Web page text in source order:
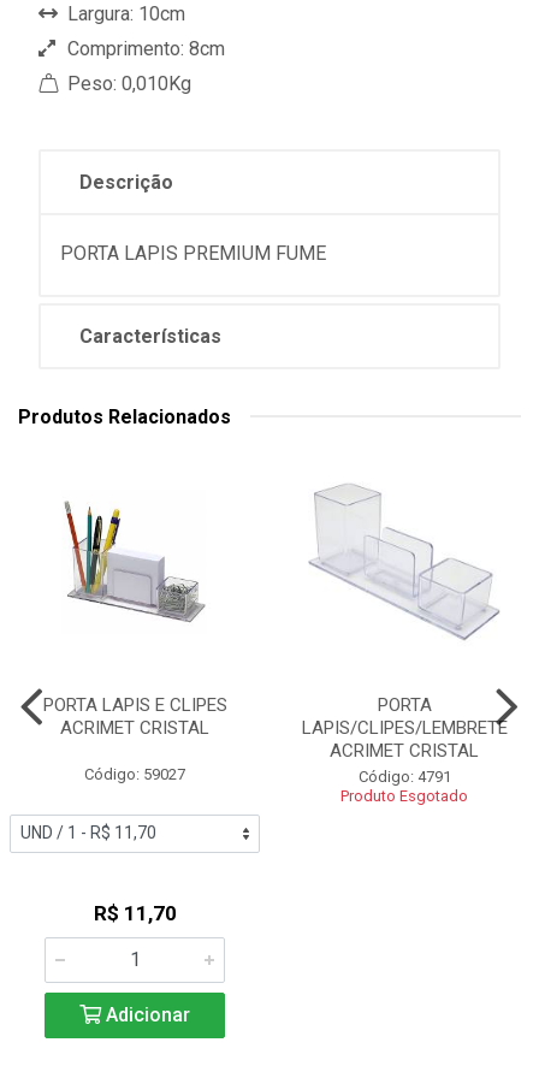
Largura: 10cm
Comprimento: 8cm
Peso: 0,010Kg
Descrição
PORTA LAPIS PREMIUM FUME
Características
Produtos Relacionados
PORTA LAPIS E CLIPES
ACRIMET CRISTAL
Código: 59027
R$ 11,70
Adicionar
PORTA
LAPIS/CLIPES/LEMBRETE
ACRIMET CRISTAL
Código: 4791
Produto Esgotado